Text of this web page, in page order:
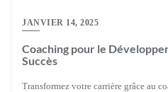
JANVIER 14, 2025
Coaching pour le
Succès
Transformez votre carrière grâce au